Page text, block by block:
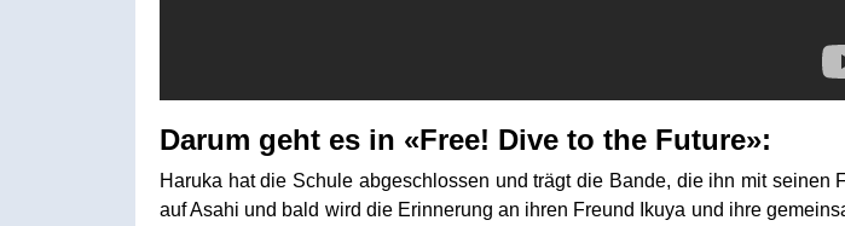
Darum geht es in «Free! Dive to the Future»:
Haruka hat die Schule abgeschlossen und trägt die Bande, die ihn mit
auf Asahi und bald wird die Erinnerung an ihren Freund Ikuya und ihre